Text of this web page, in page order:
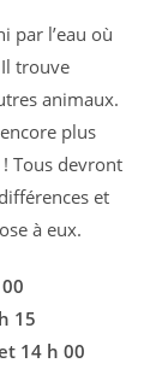
par l’eau où
trouve
animaux.
plus
Tous devront
et
à eux.
15
14 h 00